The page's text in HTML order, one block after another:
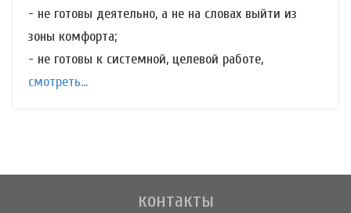
- не готовы деятельно, а не на словах выйти из
зоны комфорта;
- не готовы к системной, целевой работе,
смотреть...
контакты